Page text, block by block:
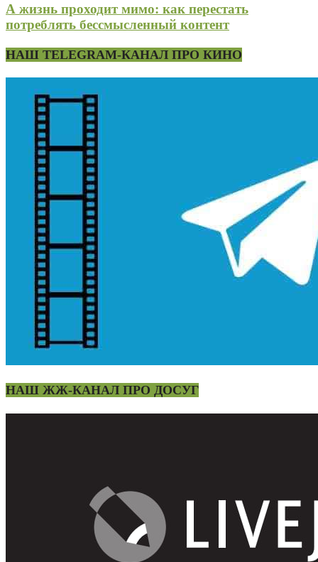
А жизнь проходит мимо: как перестать
потреблять бессмысленный контент
НАШ TELEGRAM-КАНАЛ ПРО КИНО
НАШ ЖЖ-КАНАЛ ПРО ДОСУГ